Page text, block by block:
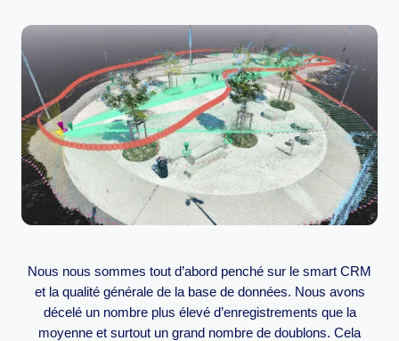
Nous nous sommes tout d’abord penché sur le smart CRM
et la qualité générale de la base de données. Nous avons
décelé un nombre plus élevé d’enregistrements que la
moyenne et surtout un grand nombre de doublons. Cela